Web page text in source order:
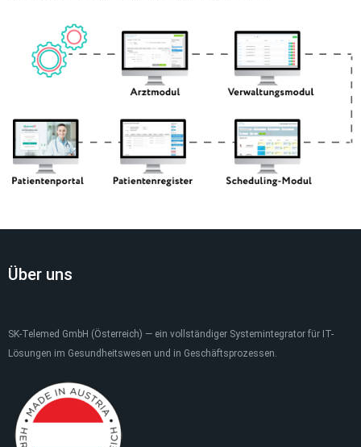
Über uns
SK-Telemed GmbH (Österreich) — ein vollständiger Systemintegrator für IT-
Lösungen im Gesundheitswesen und in Geschäftsprozessen.